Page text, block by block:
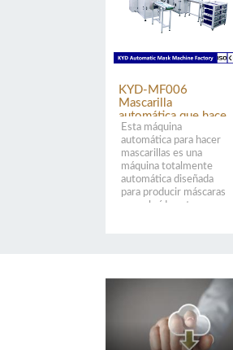
KYD-MF006
Mascarilla
automática que hace
la máquina
Esta máquina
automática para hacer
mascarillas es una
máquina totalmente
automática diseñada
para producir máscaras
para el oído externo y